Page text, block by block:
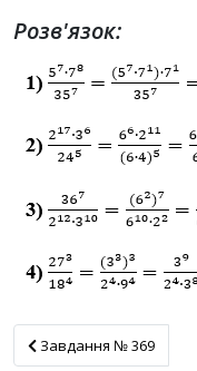
Розв'язок:
Завдання № 369
Завдання № 369